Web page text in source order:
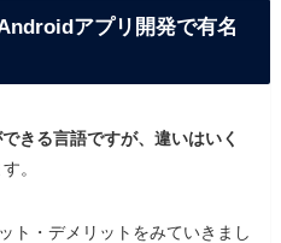
アプリ開発で有名
きる言語ですが、違いはいく
。
ト・デメリットをみていきまし